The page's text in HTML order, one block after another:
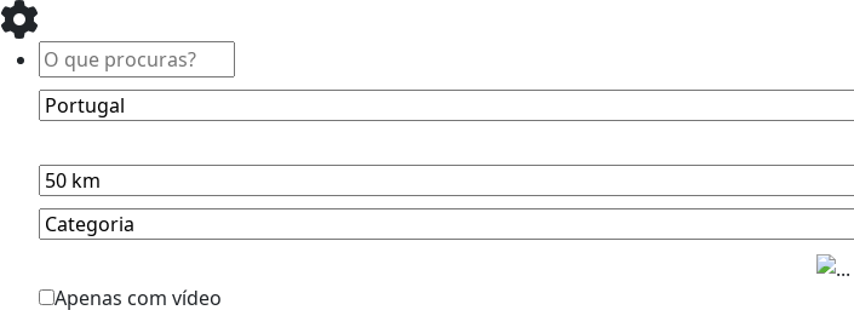
Apenas com vídeo